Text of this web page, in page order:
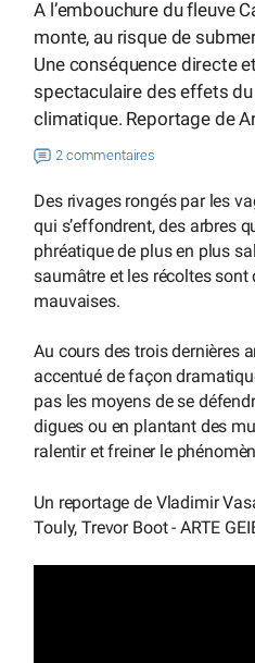
A l’embouchure du fleuve
monte, au risque de
Une conséquence directe
spectaculaire des effets
climatique. Reportage de
2 commentaires
Des rivages rongés par les
qui s’effondrent, des arbres
phréatique de plus en plus
saumâtre et les récoltes sont
mauvaises.
Au cours des trois dernières
accentué de façon
pas les moyens de se
digues ou en plantant des
ralentir et freiner le
Un reportage de Vladimir
Touly, Trevor Boot - ARTE